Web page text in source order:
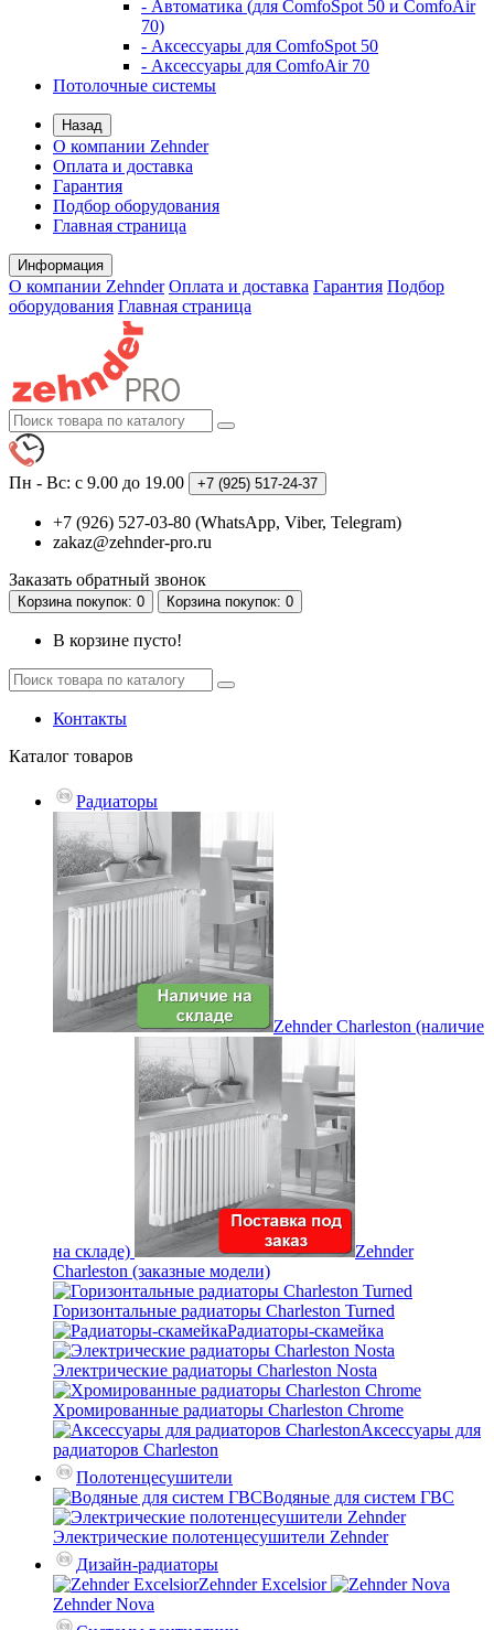
- Автоматика (для ComfoSpot 50 и ComfoAir
70)
- Аксессуары для ComfoSpot 50
- Аксессуары для ComfoAir 70
Потолочные системы
Назад
О компании Zehnder
Оплата и доставка
Гарантия
Подбор оборудования
Главная страница
Информация
О компании Zehnder Оплата и доставка Гарантия Подбор
оборудования Главная страница
Пн - Вс: с 9.00 до 19.00 +7 (925) 517-24-37
+7 (926) 527-03-80 (WhatsApp, Viber, Telegram)
zakaz@zehnder-pro.ru
Заказать обратный звонок
Корзинапокупок: 0 Корзинапокупок: 0
В корзине пусто!
Контакты
Каталог товаров
Радиаторы
Zehnder Charleston (наличие
на складе)
Zehnder
Charleston (заказные модели)
Горизонтальные радиаторы Charleston Turned
Радиаторы-скамейка
Электрические радиаторы Charleston Nosta
Хромированные радиаторы Charleston Chrome
Аксессуары для
радиаторов Charleston
Полотенцесушители
Водяные для систем ГВС
Электрические полотенцесушители Zehnder
Дизайн-радиаторы
Zehnder Excelsior
Zehnder Nova